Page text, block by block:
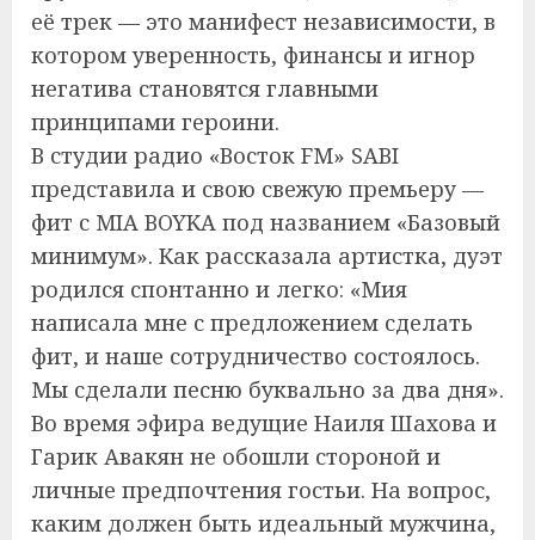
её трек — это манифест независимости, в
котором уверенность, финансы и игнор
негатива становятся главными
принципами героини.
В студии радио «Восток FM» SABI
представила и свою свежую премьеру —
фит с MIA BOYKA под названием «Базовый
минимум». Как рассказала артистка, дуэт
родился спонтанно и легко: «Мия
написала мне с предложением сделать
фит, и наше сотрудничество состоялось.
Мы сделали песню буквально за два дня».
Во время эфира ведущие Наиля Шахова и
Гарик Авакян не обошли стороной и
личные предпочтения гостьи. На вопрос,
каким должен быть идеальный мужчина,